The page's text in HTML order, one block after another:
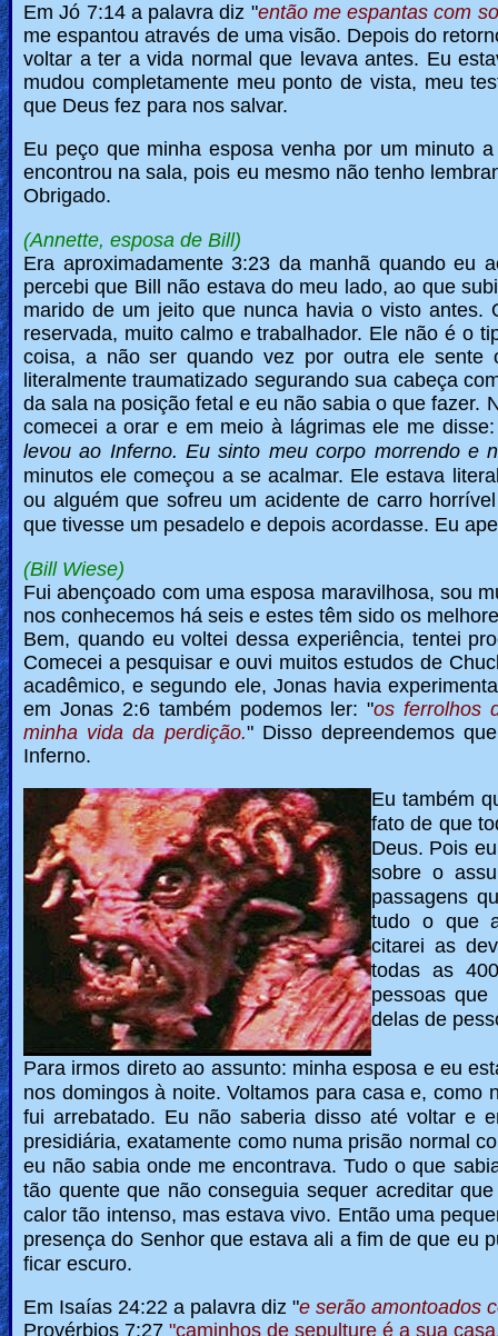
🎞
Worship
Music
🎞
Vids
for
New
Believers
Heaven
Hell
Prayer
Bible/Study
Jesus
Warfare
Revelations
Testimonies
Evangelism
Documentaries
Islam
Other
Em Jó 7:14 a palavra diz "então me espantas com
me espantou através de uma visão. Depois do
voltar a ter a vida normal que levava antes. Eu
mudou completamente meu ponto de vista, meu
que Deus fez para nos salvar.
Eu peço que minha esposa venha por um minuto
encontrou na sala, pois eu mesmo não tenho
Obrigado.
(Annette, esposa de Bill)
Era aproximadamente 3:23 da manhã quando eu
percebi que Bill não estava do meu lado, ao que
marido de um jeito que nunca havia o visto
reservada, muito calmo e trabalhador. Ele não é o
coisa, a não ser quando vez por outra ele
literalmente traumatizado segurando sua cabeça
da sala na posição fetal e eu não sabia o que fazer.
comecei a orar e em meio à lágrimas ele me
levou ao Inferno.Eu sinto meu corpo morrendo e
minutos ele começou a se acalmar. Ele estava
ou alguém que sofreu um acidente de carro
que tivesse um pesadelo e depois acordasse. Eu
(Bill Wiese)
Fui abençoado com uma esposa maravilhosa, sou
nos conhecemos há seis e estes têm sido os
Bem, quando eu voltei dessa experiência, tentei
Comecei a pesquisar e ouvi muitos estudos de
acadêmico, e segundo ele, Jonas havia
em Jonas 2:6 também podemos ler: "os ferrolhos
minha vida da perdição." Disso depreendemos
Inferno.
Eu também
fato de que
Deus. Pois
sobre o
passagens
tudo o que
citarei as
todas as
pessoas
delas de
Para irmos direto ao assunto: minha esposa e eu
nos domingos à noite. Voltamos para casa e,
fui arrebatado. Eu não saberia disso até voltar e
presidiária, exatamente como numa prisão normal
eu não sabia onde me encontrava.Tudo o que
tão quente que não conseguia sequer acreditar
calor tão intenso, mas estava vivo. Então uma
presença do Senhor que estava ali a fim de que eu
ficar escuro.
Em Isaías 24:22 a palavra diz "e serão amontoados
Provérbios 7:27 "caminhos de sepulture é a sua